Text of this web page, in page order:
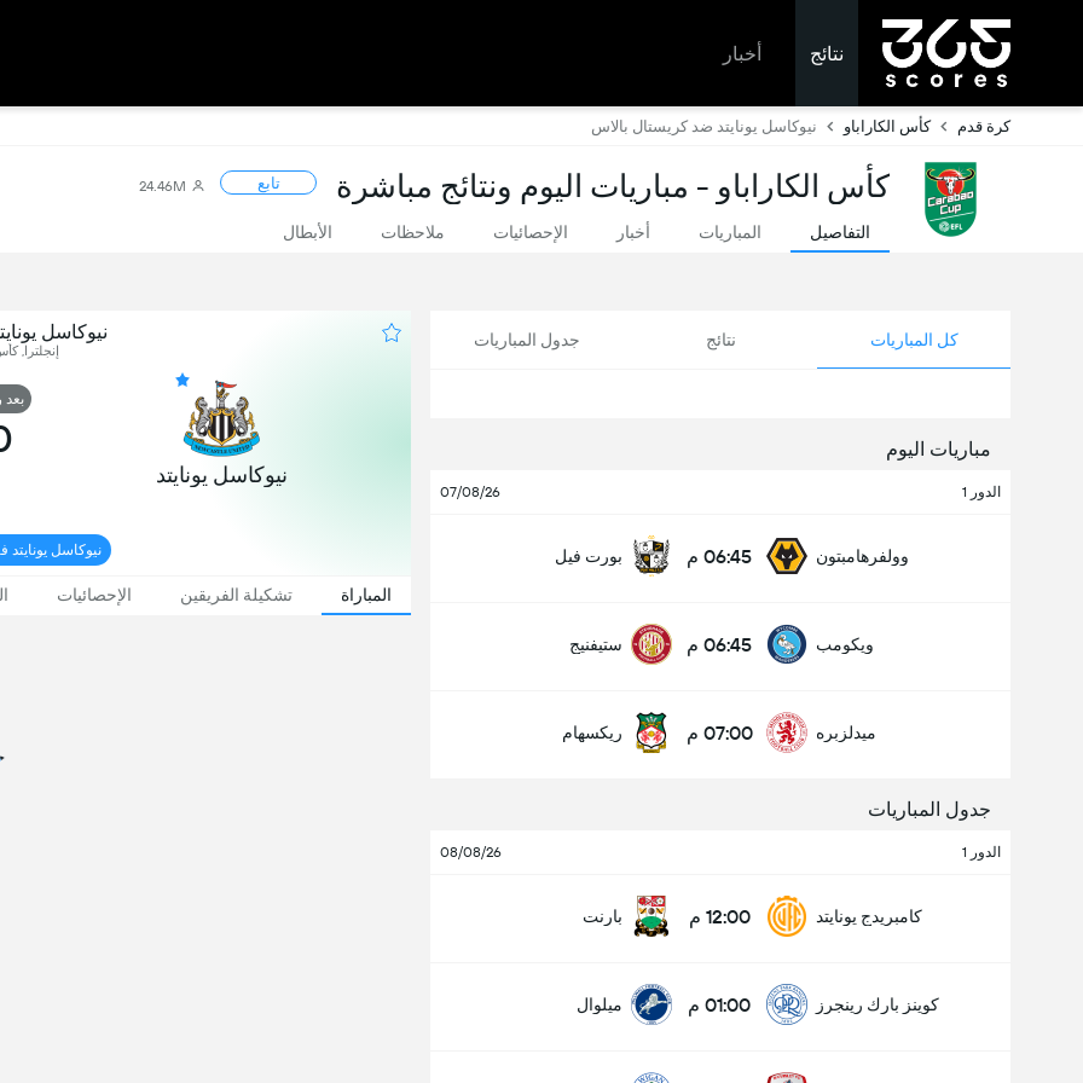
نتائج أخبار
كرة قدم كأس الكاراباو نيوكاسل يونايتد ضد كريستال بالاس
كأس الكاراباو - مباريات اليوم ونتائج مباشرة تابع 24.46M
التفاصيل المباريات أخبار الإحصائيات ملاحظات الأبطال
كل المباريات نتائج جدول المباريات
مباريات اليوم
الدور 1 07/08/26
وولفرهامبتون 06:45 م بورت فيل
ويكومب 06:45 م ستيفنيج
ميدلزبره 07:00 م ريكسهام
جدول المباريات
الدور 1 08/08/26
كامبريدج يونايتد 12:00 م بارنت
كوينز بارك رينجرز 01:00 م ميلوال
نيوكاسل
إنجلترا,
نيوكاسل يونايتد
بعد
نيوكاسل يونايتد فازت 2-3 بعد
المباراة تشكيلة الفريقين الإحصائيات